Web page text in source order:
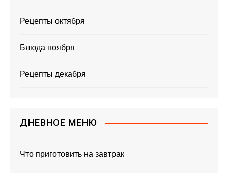
Рецепты октября
Блюда ноября
Рецепты декабря
ДНЕВНОЕ МЕНЮ
Что приготовить на завтрак